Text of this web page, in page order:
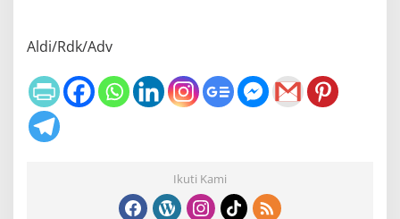
Aldi/Rdk/Adv
Ikuti Kami